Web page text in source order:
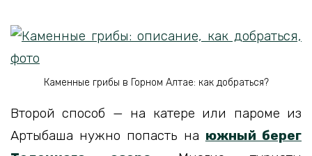
Каменные грибы в Горном Алтае: как добраться?
Второй способ — на катере или пароме из
Артыбаша нужно попасть на южный берег